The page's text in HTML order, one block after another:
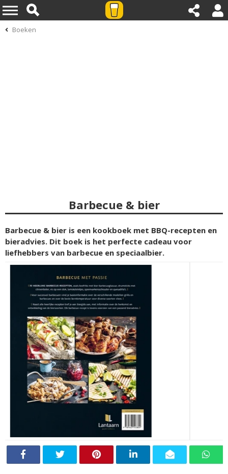
Boeken
Barbecue & bier
Barbecue & bier is een kookboek met BBQ-recepten en
bieradvies. Dit boek is het perfecte cadeau voor
liefhebbers van barbecue en speciaalbier.